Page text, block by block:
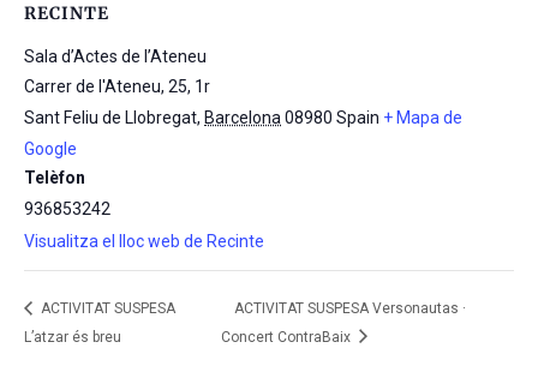
RECINTE
Sala d’Actes de l’Ateneu
Carrer de l'Ateneu, 25, 1r
Sant Feliu de Llobregat, Barcelona 08980 Spain + Mapa de
Google
Telèfon
936853242
Visualitza el lloc web de Recinte
ACTIVITAT SUSPESA
L’atzar és breu
ACTIVITAT SUSPESA Versonautas ·
Concert ContraBaix